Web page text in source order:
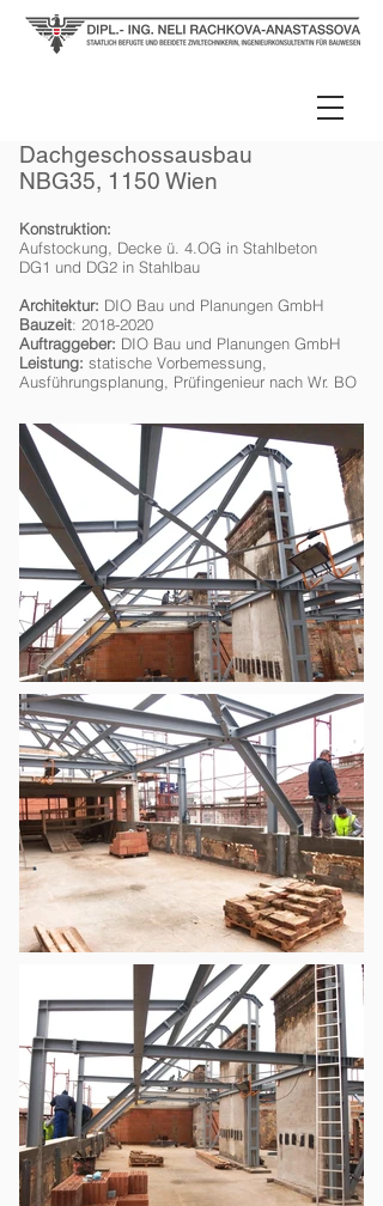
Dachgeschossausbau
NBG35, 1150 Wien
Konstruktion:
Aufstockung, Decke ü. 4.OG in Stahlbeton
DG1 und DG2 in Stahlbau
Architektur: DIO Bau und Planungen GmbH
Bauzeit: 2018-2020
Auftraggeber: DIO Bau und Planungen GmbH
Leistung: statische Vorbemessung,
Ausführungsplanung, Prüfingenieur nach Wr. BO